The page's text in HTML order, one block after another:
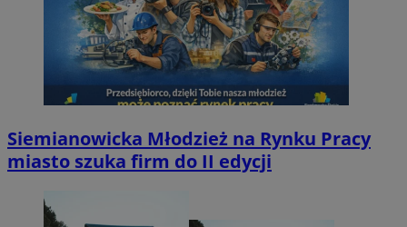
Siemianowicka Młodzież na Rynku Pracy
miasto szuka firm do II edycji